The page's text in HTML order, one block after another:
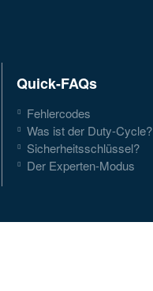
Quick-FAQs
Fehlercodes
Was ist der Duty-Cycle?
Sicherheitsschlüssel?
Der Experten-Modus